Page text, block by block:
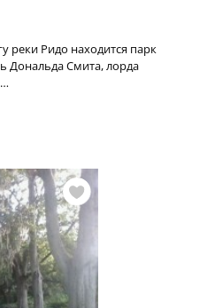
реки Ридо находится парк
Дональда Смита, лорда